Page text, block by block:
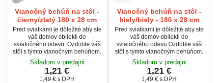
Vianočný behúň na stôl -
čierny/zlatý 180 x 28 cm
Pred sviatkami je dôležité aby ste
váš domov obliekli do
sviatočného odevu. Ozdobte váš
stôl s týmto vianočným behúňom.
Skladom v predajni
1,21 €
1,49 € s DPH
Vianočný behúň na stôl -
biely/biely - 180 x 28 cm
Pred sviatkami je dôležité aby ste
váš domov obliekli do
sviatočného odevu.Ozdobte váš
stôl s týmto vianočným behúňom.
Skladom v predajni
1,21 €
1,49 € s DPH